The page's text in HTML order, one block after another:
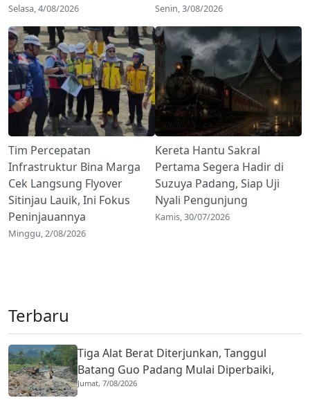
Selasa, 4/08/2026 Senin, 3/08/2026
Tim Percepatan
Infrastruktur Bina Marga
Cek Langsung Flyover
Sitinjau Lauik, Ini Fokus
Peninjauannya
Minggu, 2/08/2026
Kereta Hantu Sakral
Pertama Segera Hadir di
Suzuya Padang, Siap Uji
Nyali Pengunjung
Kamis, 30/07/2026
Terbaru
Tiga Alat Berat Diterjunkan, Tanggul
Batang Guo Padang Mulai Diperbaiki,
Warga Kuranji Bernapas Lega
Jumat, 7/08/2026